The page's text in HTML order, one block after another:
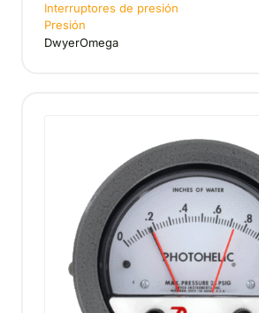
Interruptores de presión
Presión
DwyerOmega